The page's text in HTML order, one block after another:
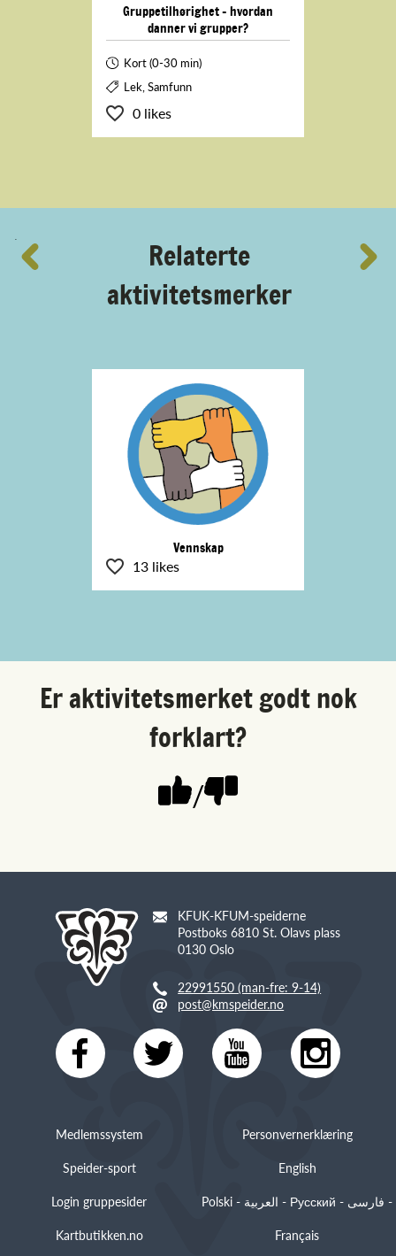
Gruppetilhørighet - hvordan
danner vi grupper?
Kort (0-30 min)
Lek, Samfunn
0 likes
´
Relaterte
aktivitetsmerker
Vennskap
13 likes
Er aktivitetsmerket godt nok
forklart?
/
KFUK-KFUM-speiderne
Postboks 6810 St. Olavs plass
0130 Oslo
22991550 (man-fre: 9-14)
post@kmspeider.no
Medlemssystem
Speider-sport
Login gruppesider
Kartbutikken.no
Personvernerklæring
English
Polski - العربية - Русский - فارسی -
Français